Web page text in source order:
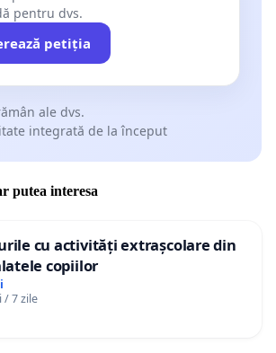
pentru dvs.
petiția
ale dvs.
integrată de la început
putea interesa
cu activități extrașcolare din
copiilor
/ 7 zile